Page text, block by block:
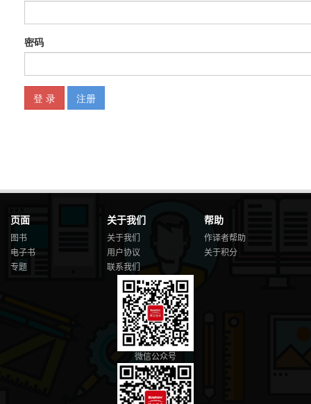
2.5 SAS：强大的统计分析工具 / 083
2.6 R：专业的数据分析工具 / 084
2.7 Python：重要的数据分析工具 / 085
第3 章 数据分析的学习方法 / 087
3.1 数据分析学习指南 / 089
学习方法 / 089
3.5 数据分析的精进之道 / 112
数据分析的造型 / 113
数据分析的工艺 / 115
数据分析的层级 / 116
本 章 复 盘 / 117
第4 章 数据分析的基本方法 / 118
4.1 数据分析的5 个步骤 / 120
判断数据变化的周期如何 / 120
数据变化的前、后发生了什么 / 121
4.2 数据分析的8 个状态 / 123
页面
图书
电子书
专题
关于我们
关于我们
用户协议
联系我们
帮助
作译者帮助
关于积分
微信公众号